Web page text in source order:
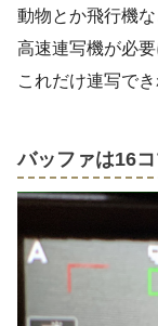
動物とか飛行機
高速連写機が必
これだけ連写で
バッファは16